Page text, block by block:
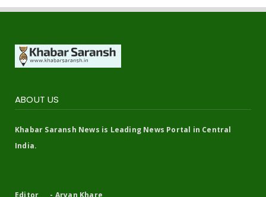
ABOUT US
Khabar Saransh News is Leading News Portal in Central
India.